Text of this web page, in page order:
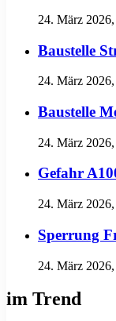
24. März
Baustelle
24. März
Baustelle
24. März
Gefahr
24. März
Sperrung
24. März
im Trend